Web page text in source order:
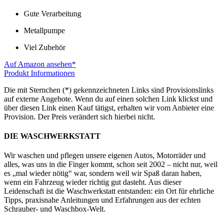
Gute Verarbeitung
Metallpumpe
Viel Zubehör
Auf Amazon ansehen*
Produkt Informationen
Die mit Sternchen (*) gekennzeichneten Links sind Provisionslinks
auf externe Angebote. Wenn du auf einen solchen Link klickst und
über diesen Link einen Kauf tätigst, erhalten wir vom Anbieter eine
Provision. Der Preis verändert sich hierbei nicht.
DIE WASCHWERKSTATT
Wir waschen und pflegen unsere eigenen Autos, Motorräder und
alles, was uns in die Finger kommt, schon seit 2002 – nicht nur, weil
es „mal wieder nötig“ war, sondern weil wir Spaß daran haben,
wenn ein Fahrzeug wieder richtig gut dasteht. Aus dieser
Leidenschaft ist die Waschwerkstatt entstanden: ein Ort für ehrliche
Tipps, praxisnahe Anleitungen und Erfahrungen aus der echten
Schrauber- und Waschbox-Welt.